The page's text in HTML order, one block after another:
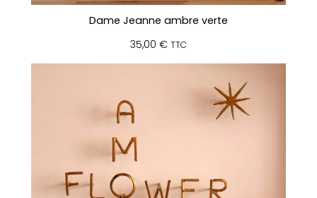
Dame Jeanne ambre verte
35,00 € TTC